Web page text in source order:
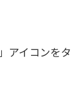
アイコンをタ